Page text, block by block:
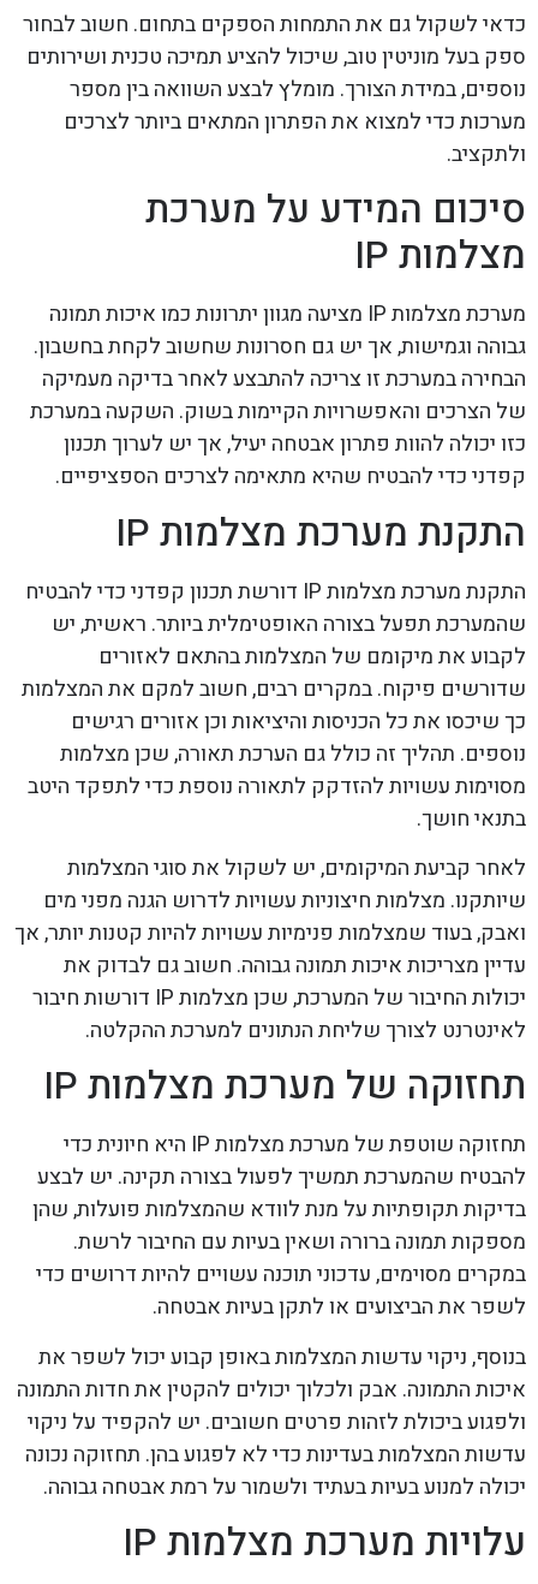
כדאי לשקול גם את התמחות הספקים בתחום. חשוב לבחור
ספק בעל מוניטין טוב, שיכול להציע תמיכה טכנית ושירותים
נוספים, במידת הצורך. מומלץ לבצע השוואה בין מספר
מערכות כדי למצוא את הפתרון המתאים ביותר לצרכים
ולתקציב.
סיכום המידע על מערכת
מצלמות IP
מערכת מצלמות IP מציעה מגוון יתרונות כמו איכות תמונה
גבוהה וגמישות, אך יש גם חסרונות שחשוב לקחת בחשבון.
הבחירה במערכת זו צריכה להתבצע לאחר בדיקה מעמיקה
של הצרכים והאפשרויות הקיימות בשוק. השקעה במערכת
כזו יכולה להוות פתרון אבטחה יעיל, אך יש לערוך תכנון
קפדני כדי להבטיח שהיא מתאימה לצרכים הספציפיים.
התקנת מערכת מצלמות IP
התקנת מערכת מצלמות IP דורשת תכנון קפדני כדי להבטיח
שהמערכת תפעל בצורה האופטימלית ביותר. ראשית, יש
לקבוע את מיקומם של המצלמות בהתאם לאזורים
שדורשים פיקוח. במקרים רבים, חשוב למקם את המצלמות
כך שיכסו את כל הכניסות והיציאות וכן אזורים רגישים
נוספים. תהליך זה כולל גם הערכת תאורה, שכן מצלמות
מסוימות עשויות להזדקק לתאורה נוספת כדי לתפקד היטב
בתנאי חושך.
לאחר קביעת המיקומים, יש לשקול את סוגי המצלמות
שיותקנו. מצלמות חיצוניות עשויות לדרוש הגנה מפני מים
ואבק, בעוד שמצלמות פנימיות עשויות להיות קטנות יותר, אך
עדיין מצריכות איכות תמונה גבוהה. חשוב גם לבדוק את
יכולות החיבור של המערכת, שכן מצלמות IP דורשות חיבור
לאינטרנט לצורך שליחת הנתונים למערכת ההקלטה.
תחזוקה של מערכת מצלמות IP
תחזוקה שוטפת של מערכת מצלמות IP היא חיונית כדי
להבטיח שהמערכת תמשיך לפעול בצורה תקינה. יש לבצע
בדיקות תקופתיות על מנת לוודא שהמצלמות פועלות, שהן
מספקות תמונה ברורה ושאין בעיות עם החיבור לרשת.
במקרים מסוימים, עדכוני תוכנה עשויים להיות דרושים כדי
לשפר את הביצועים או לתקן בעיות אבטחה.
בנוסף, ניקוי עדשות המצלמות באופן קבוע יכול לשפר את
איכות התמונה. אבק ולכלוך יכולים להקטין את חדות התמונה
ולפגוע ביכולת לזהות פרטים חשובים. יש להקפיד על ניקוי
עדשות המצלמות בעדינות כדי לא לפגוע בהן. תחזוקה נכונה
יכולה למנוע בעיות בעתיד ולשמור על רמת אבטחה גבוהה.
עלויות מערכת מצלמות IP